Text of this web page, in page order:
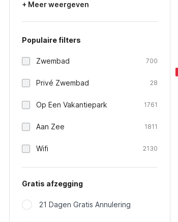
+ Meer weergeven
Populaire filters
Zwembad 700
Privé Zwembad 28
Op Een Vakantiepark 1761
Aan Zee 1811
Wifi 2130
Gratis afzegging
21 Dagen Gratis Annulering